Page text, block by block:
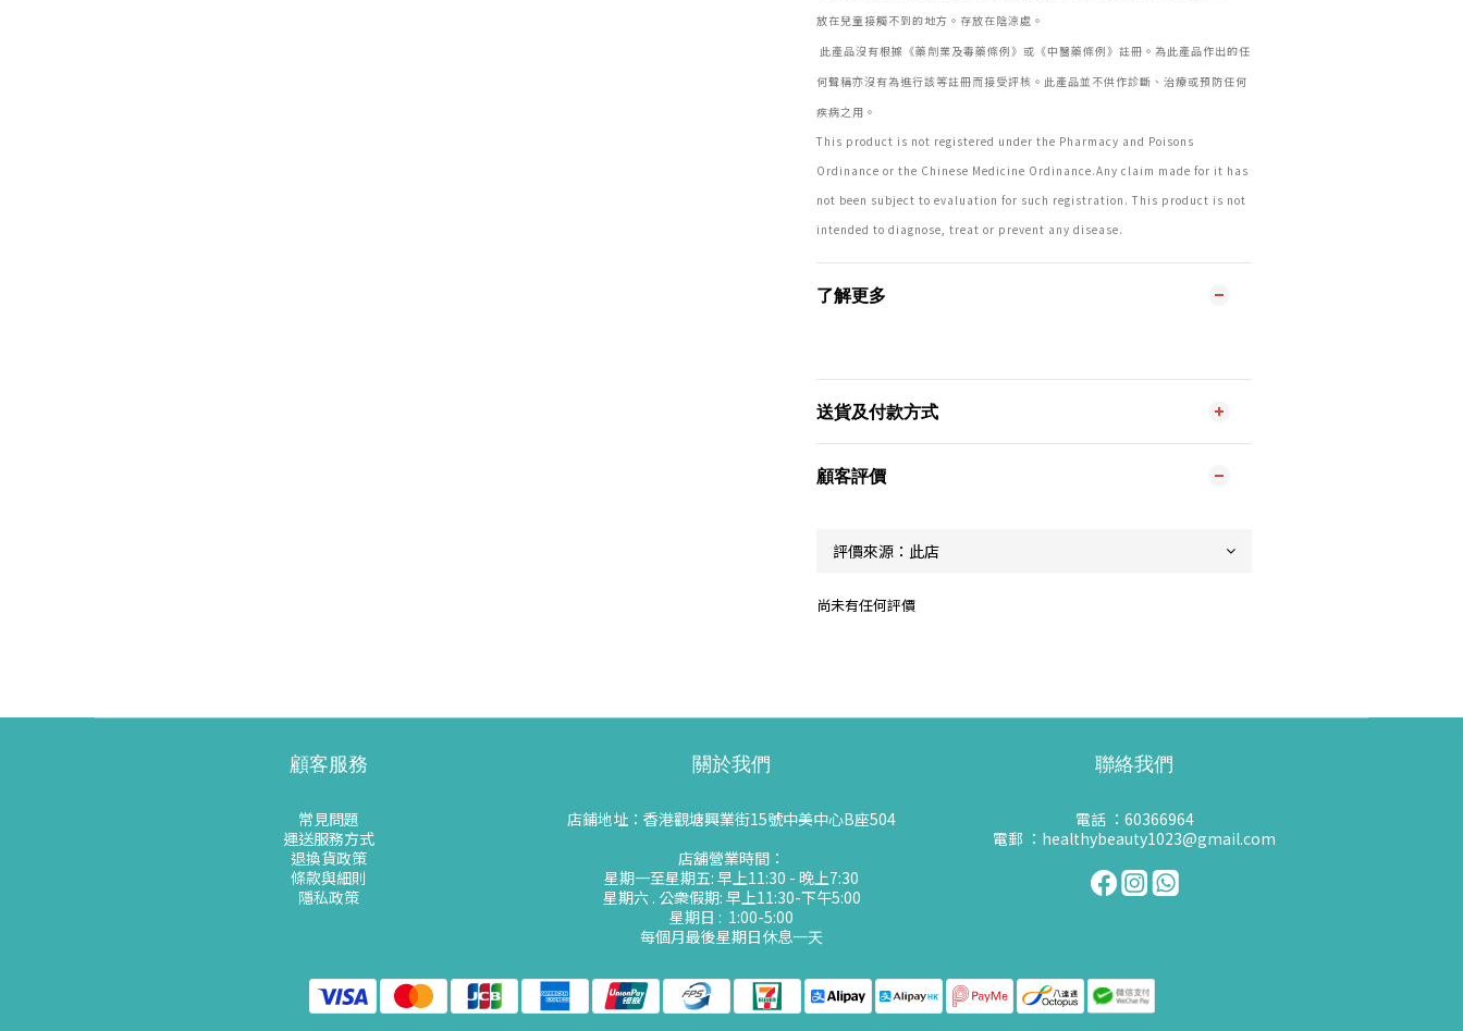
放在兒童接觸不到的地方。存放在陰涼處。
此產品沒有根據《藥劑業及毒藥條例》或《中醫藥條例》註冊。為此產品作出的任
何聲稱亦沒有為進行該等註冊而接受評核。此產品並不供作診斷、治療或預防任何
疾病之用。
This product is not registered under the Pharmacy and Poisons
Ordinance or the Chinese Medicine Ordinance.Any claim made for it has
not been subject to evaluation for such registration. This product is not
intended to diagnose, treat or prevent any disease.
了解更多
送貨及付款方式
顧客評價
尚未有任何評價
顧客服務
常見問題
運送服務方式
退換貨政策
條款與細則
隱私政策
關於我們
店鋪地址：香港觀塘興業街15號中美中心B座504
店舖營業時間：
星期一至星期五: 早上11:30 - 晚上7:30
星期六 . 公衆假期: 早上11:30-下午5:00
星期日 : 1:00-5:00
每個月最後星期日休息一天
聯絡我們
電話 ：60366964
電郵 ：healthybeauty1023@gmail.com